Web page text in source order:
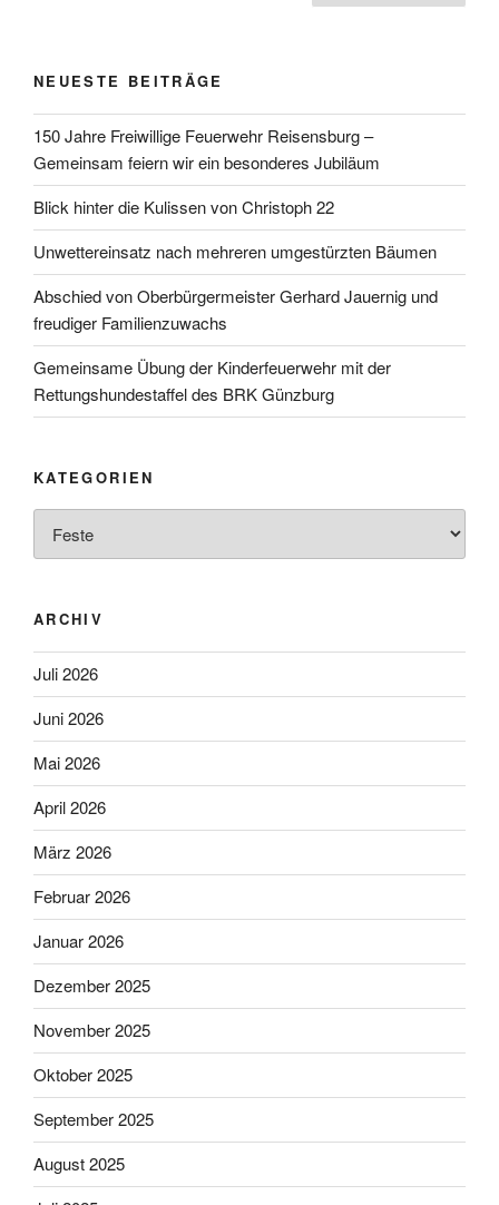
NEUESTE BEITRÄGE
150 Jahre Freiwillige Feuerwehr Reisensburg –
Gemeinsam feiern wir ein besonderes Jubiläum
Blick hinter die Kulissen von Christoph 22
Unwettereinsatz nach mehreren umgestürzten Bäumen
Abschied von Oberbürgermeister Gerhard Jauernig und
freudiger Familienzuwachs
Gemeinsame Übung der Kinderfeuerwehr mit der
Rettungshundestaffel des BRK Günzburg
KATEGORIEN
ARCHIV
Juli 2026
Juni 2026
Mai 2026
April 2026
März 2026
Februar 2026
Januar 2026
Dezember 2025
November 2025
Oktober 2025
September 2025
August 2025